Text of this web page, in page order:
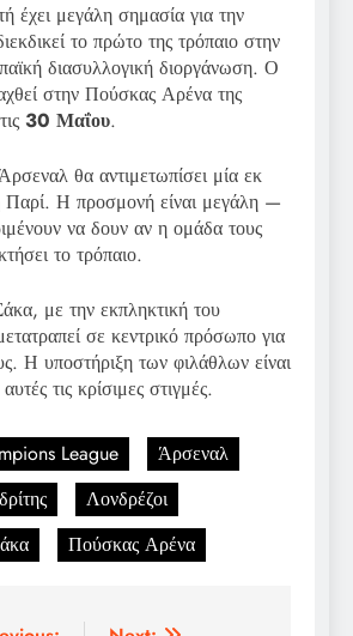
έχει μεγάλη σημασία για την
το πρώτο της τρόπαιο στην
διασυλλογική διοργάνωση. Ο
στην Πούσκας Αρένα της
30 Μαΐου.
θα αντιμετωπίσει μία εκ
Η προσμονή είναι μεγάλη —
να δουν αν η ομάδα τους
το τρόπαιο.
με την εκπληκτική του
σε κεντρικό πρόσωπο για
Η υποστήριξη των φιλάθλων είναι
τις κρίσιμες στιγμές.
League
Άρσεναλ
Λονδρέζοι
Πούσκας Αρένα